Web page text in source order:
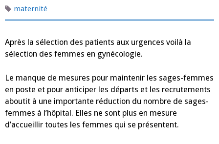
:
comité
sages-
maternité
Après la sélection des patients aux urgences voilà la
sélection des femmes en gynécologie.
Le manque de mesures pour maintenir les sages-femmes
en poste et pour anticiper les départs et les recrutements
aboutit à une importante réduction du nombre de sages-
femmes à l’hôpital. Elles ne sont plus en mesure
d’accueillir toutes les femmes qui se présentent.